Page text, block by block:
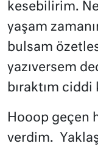
kesebilirim.
yaşam
bulsam
yazıversem
bıraktım ciddi
Hooop geçen
verdim.